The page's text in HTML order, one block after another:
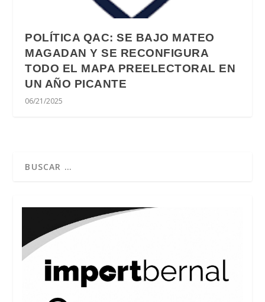
POLÍTICA QAC: SE BAJO MATEO
MAGADAN Y SE RECONFIGURA
TODO EL MAPA PREELECTORAL EN
UN AÑO PICANTE
06/21/2025